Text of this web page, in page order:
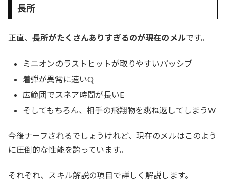
長所
正直、 長所がたくさんありすぎるのが現在のメルです。
ミニオンのラストヒットが取りやすいパッシブ
着弾が異常に速いQ
広範囲でスネア時間が長いE
そしてもちろん、相手の飛翔物を跳ね返してしまうW
今後ナーフされるでしょうけれど、現在のメルはこのよう
に圧倒的な性能を誇っています。
それぞれ、スキル解説の項目で詳しく解説します。